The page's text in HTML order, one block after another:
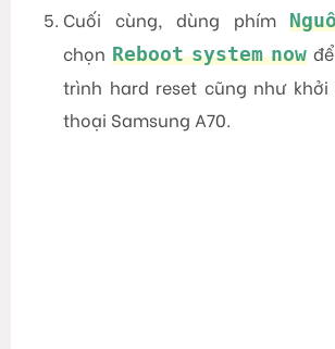
Cuối cùng, dùng phím
chọn Reboot system now
trình hard reset cũng như
thoại Samsung A70.